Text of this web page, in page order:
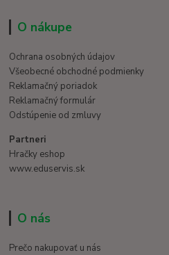
O nákupe
Ochrana osobných údajov
Všeobecné obchodné podmienky
Reklamačný poriadok
Reklamačný formulár
Odstúpenie od zmluvy
Partneri
Hračky eshop
www.eduservis.sk
O nás
Prečo nakupovať u nás